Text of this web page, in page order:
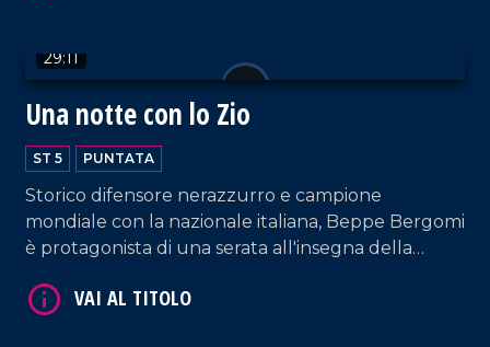
29:11
Una notte con lo Zio
ST 5 PUNTATA
Storico difensore nerazzurro e campione
mondiale con la nazionale italiana, Beppe Bergomi
è protagonista di una serata all'insegna della
Cleto.
VAI AL TITOLO